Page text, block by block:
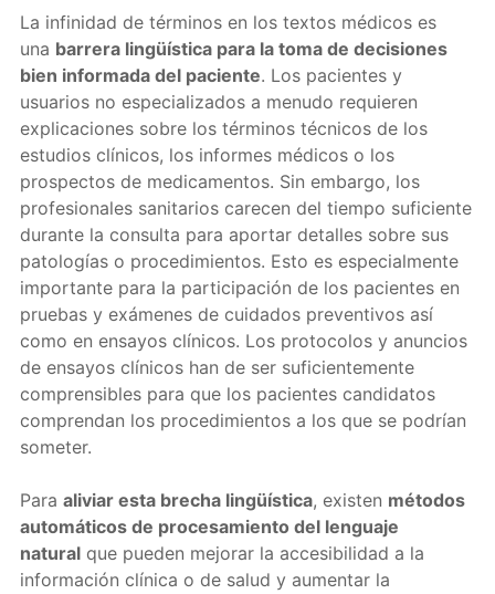
La infinidad de términos en los textos médicos es
una barrera lingüística para la toma de decisiones
bien informada del paciente. Los pacientes y
usuarios no especializados a menudo requieren
explicaciones sobre los términos técnicos de los
estudios clínicos, los informes médicos o los
prospectos de medicamentos. Sin embargo, los
profesionales sanitarios carecen del tiempo suficiente
durante la consulta para aportar detalles sobre sus
patologías o procedimientos. Esto es especialmente
importante para la participación de los pacientes en
pruebas y exámenes de cuidados preventivos así
como en ensayos clínicos. Los protocolos y anuncios
de ensayos clínicos han de ser suficientemente
comprensibles para que los pacientes candidatos
comprendan los procedimientos a los que se podrían
someter.
Para aliviar esta brecha lingüística, existen métodos
automáticos de procesamiento del lenguaje
naturalque pueden mejorar la accesibilidad a la
información clínica o de salud y aumentar la